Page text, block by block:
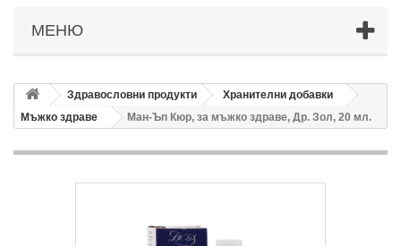
МЕНЮ
Здравословни продукти
Хранителни добавки
Мъжко здраве
Ман-Ъп Кюр, за мъжко здраве, Др. Зол, 20 мл.